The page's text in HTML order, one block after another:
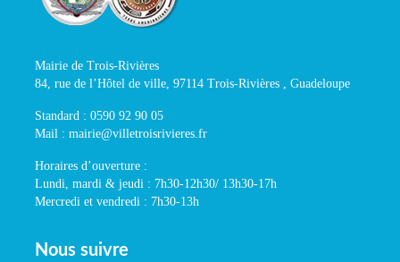
Mairie de Trois-Rivières
84, rue de l’Hôtel de ville, 97114 Trois-Rivières , Guadeloupe
Standard : 0590 92 90 05
Mail : mairie@villetroisrivieres.fr
Horaires d’ouverture :
Lundi, mardi & jeudi : 7h30-12h30/ 13h30-17h
Mercredi et vendredi : 7h30-13h
Nous suivre